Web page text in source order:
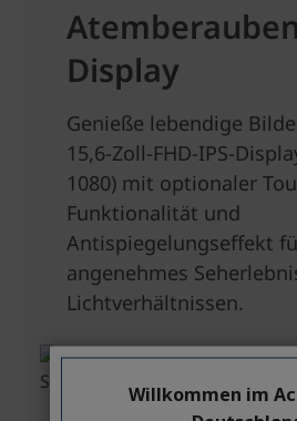
Willkommen im